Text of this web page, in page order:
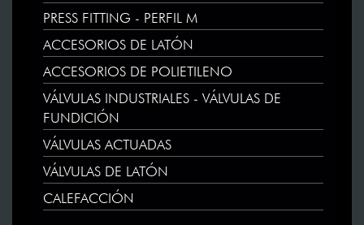
PRESS FITTING - PERFIL M
ACCESORIOS DE LATÓN
ACCESORIOS DE POLIETILENO
VÁLVULAS INDUSTRIALES - VÁLVULAS DE
FUNDICIÓN
VÁLVULAS ACTUADAS
VÁLVULAS DE LATÓN
CALEFACCIÓN